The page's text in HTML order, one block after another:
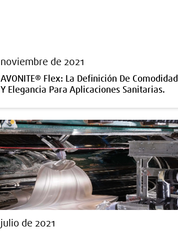
noviembre de 2021
AVONITE® Flex: La Definición De Comodidad
Y Elegancia Para Aplicaciones Sanitarias.
julio de 2021